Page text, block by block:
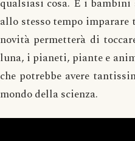
allo stesso tempo imparare
novità permetterà di
luna, i pianeti, piante e
che potrebbe avere
mondo della scienza.